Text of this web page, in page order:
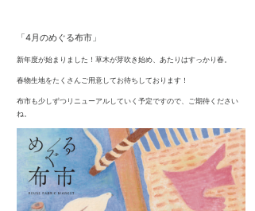
「4月のめぐる布市」
新年度が始まりました！草木が芽吹き始め、あたりはすっかり春。
春物生地をたくさんご用意してお待ちしております！
布市も少しずつリニューアルしていく予定ですので、ご期待ください
ね。